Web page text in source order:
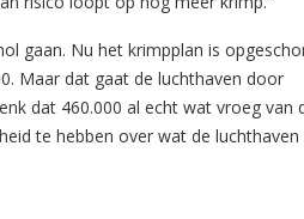
gaan. Nu het krimpplan is
Maar dat gaat de luchthaven door
dat 460.000 al echt wat vroeg van
te hebben over wat de luchthaven